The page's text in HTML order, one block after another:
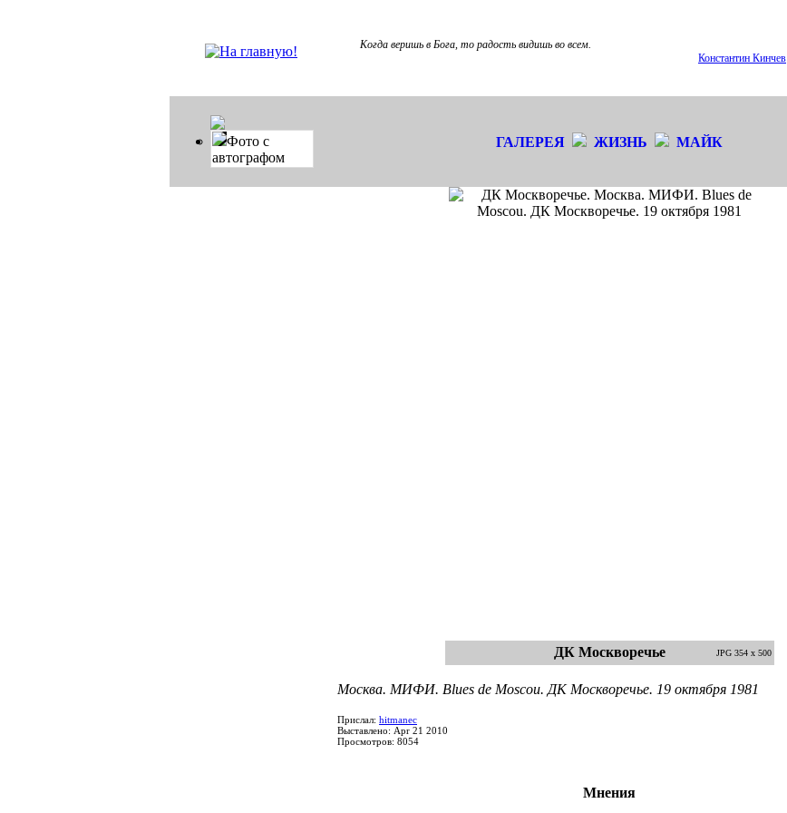
Когда веришь в Бога, то радость видишь во всем.
Константин Кинчев
Фото с
автографом
ГАЛЕРЕЯ ЖИЗНЬ МАЙК
ДК Москворечье JPG 354 x 500
Москва. МИФИ. Blues de Moscou. ДК Москворечье. 19 октября 1981
Прислал: hitmanec
Выставлено: Apr 21 2010
Просмотров: 8054
Мнения